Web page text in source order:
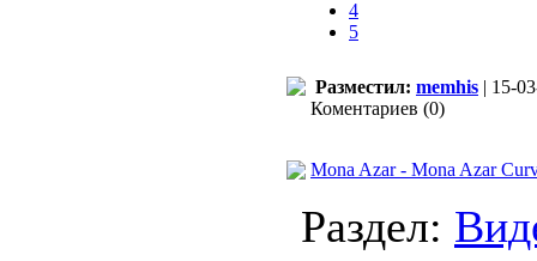
4
5
Разместил: memhis | 15-
Коментариев (0)
Mona Azar - Mona Azar
Раздел: